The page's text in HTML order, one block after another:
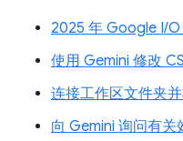
2025 年 Google I/O
使用 Gemini 修改
连接工作区文件夹
向 Gemini 询问有关